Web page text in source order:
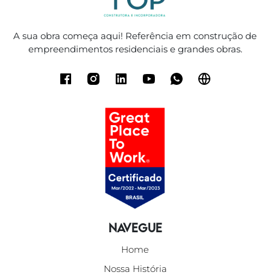
A sua obra começa aqui! Referência em construção de
empreendimentos residenciais e grandes obras.
Navegue
Home
Nossa História